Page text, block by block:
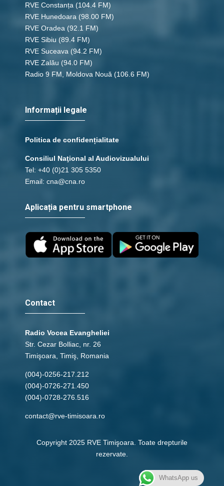
RVE Constanța (104.4 FM)
RVE Hunedoara (98.00 FM)
RVE Oradea (92.1 FM)
RVE Sibiu (89.4 FM)
RVE Suceava (94.2 FM)
RVE Zalău (94.0 FM)
Radio 9 FM, Moldova Nouă (106.6 FM)
Informații legale
Politica de confidențialitate
Consiliul Naţional al Audiovizualului
Tel: +40 (0)21 305 5350
Email: cna@cna.ro
Aplicația pentru smartphone
Contact
Radio Vocea Evangheliei
Str. Cezar Bolliac, nr. 26
Timişoara, Timiş, Romania
(004)-0256-217.212
(004)-0726-271.450
(004)-0728-276.516
contact@rve-timisoara.ro
Copyright 2025 RVE Timişoara. Toate drepturile
rezervate.
WhatsApp us